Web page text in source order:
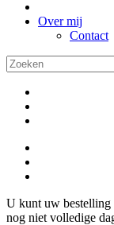
Over mij
Contact
U kunt uw bestelling
nog niet volledige